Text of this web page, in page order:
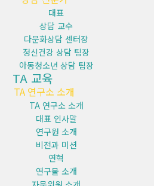
대표
상담 교수
다문화상담 센터장
정신건강 상담 팀장
아동청소년 상담 팀장
TA 교육
TA 연구소 소개
TA 연구소 소개
대표 인사말
연구원 소개
비전과 미션
연혁
연구물 소개